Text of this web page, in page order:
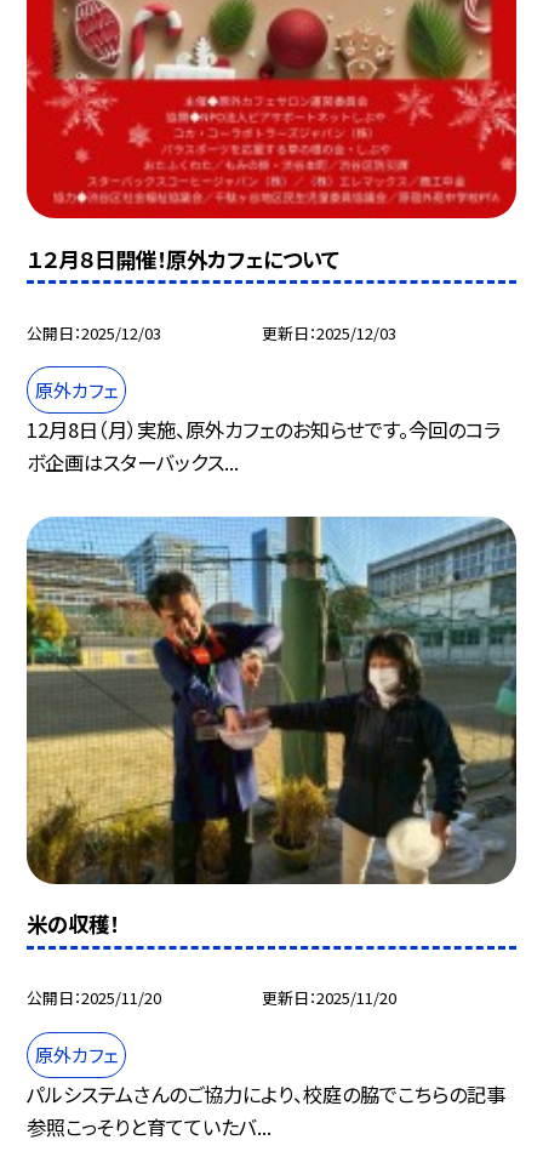
１２月８日開催！原外カフェについて
公開日 2025/12/03 更新日 2025/12/03
原外カフェ
12月8日（月）実施、原外カフェのお知らせです。今回のコラ
ボ企画はスターバックス...
米の収穫！
公開日 2025/11/20 更新日 2025/11/20
原外カフェ
パルシステムさんのご協力により、校庭の脇でこちらの記事
参照こっそりと育てていたバ...